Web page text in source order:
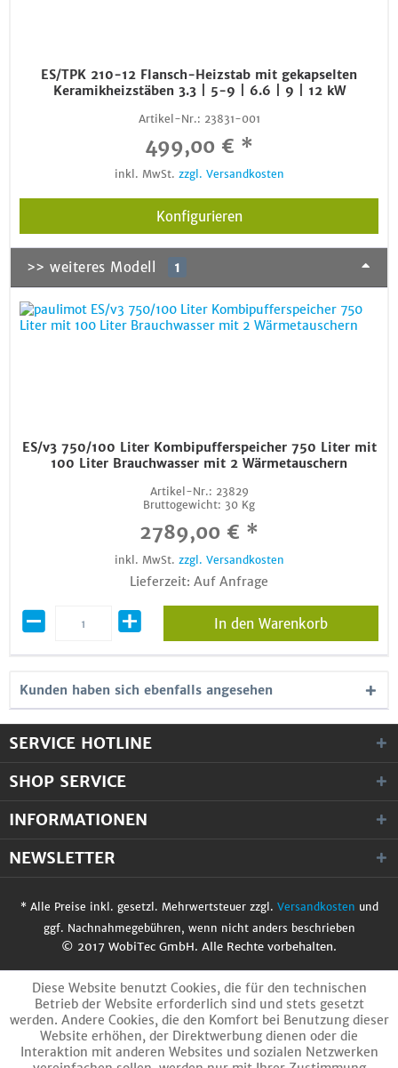
ES/TPK 210-12 Flansch-Heizstab mit gekapselten
Keramikheizstäben 3.3 | 5-9 | 6.6 | 9 | 12 kW
Artikel-Nr.: 23831-001
499,00 € *
inkl. MwSt. zzgl. Versandkosten
Konfigurieren
>> weiteres Modell 1
ES/v3 750/100 Liter Kombipufferspeicher 750 Liter mit
100 Liter Brauchwasser mit 2 Wärmetauschern
Artikel-Nr.: 23829
Bruttogewicht: 30 Kg
2789,00 € *
inkl. MwSt. zzgl. Versandkosten
Lieferzeit: Auf Anfrage
In den Warenkorb
Kunden haben sich ebenfalls angesehen
SERVICE HOTLINE
SHOP SERVICE
INFORMATIONEN
NEWSLETTER
* Alle Preise inkl. gesetzl. Mehrwertsteuer zzgl. Versandkosten und
ggf. Nachnahmegebühren, wenn nicht anders beschrieben
© 2017 WobiTec GmbH. Alle Rechte vorbehalten.
Diese Website benutzt Cookies, die für den technischen
Betrieb der Website erforderlich sind und stets gesetzt
werden. Andere Cookies, die den Komfort bei Benutzung dieser
Website erhöhen, der Direktwerbung dienen oder die
Interaktion mit anderen Websites und sozialen Netzwerken